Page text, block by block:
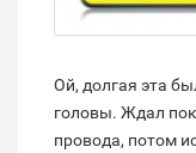
Ой, долгая эта
головы. Ждал
провода, потом